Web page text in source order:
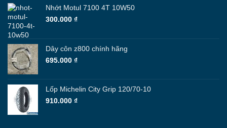
Nhớt Motul 7100 4T 10W50
300.000 ₫
Dây côn z800 chính hãng
695.000 ₫
Lốp Michelin City Grip 120/70-10
910.000 ₫